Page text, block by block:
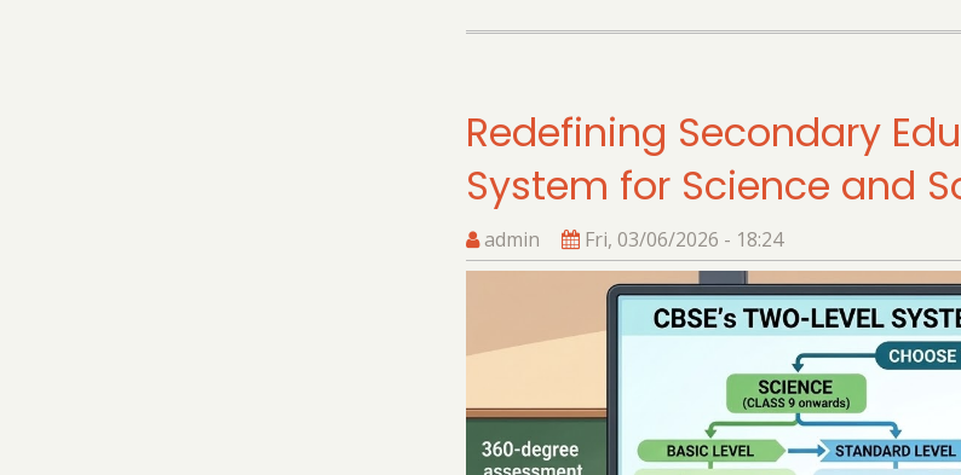
Redefining Secondary
System for Science and
admin Fri, 03/06/2026 - 18:24